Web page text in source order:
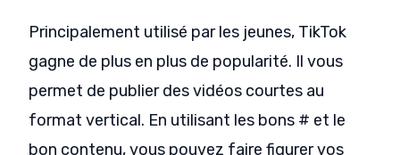
Principalement utilisé par les jeunes, TikTok
gagne de plus en plus de popularité. Il vous
permet de publier des vidéos courtes au
format vertical. En utilisant les bons # et le
bon contenu, vous pouvez faire figurer vos